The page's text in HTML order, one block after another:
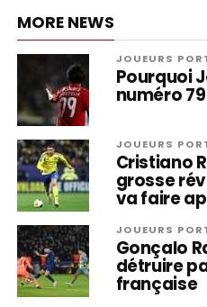
MORE NEWS
JOUEURS
Pourquoi
numéro 79
JOUEURS
Cristiano
grosse
va faire
JOUEURS
Gonçalo
détruire
française